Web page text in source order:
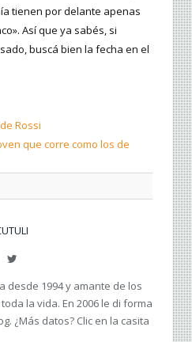
tienen por delante apenas
Así que ya sabés, si
buscá bien la fecha en el
Rossi
que corre como los de
Twitter
desde 1994 y amante de los
la vida. En 2006 le di forma
¿Más datos? Clic en la casita